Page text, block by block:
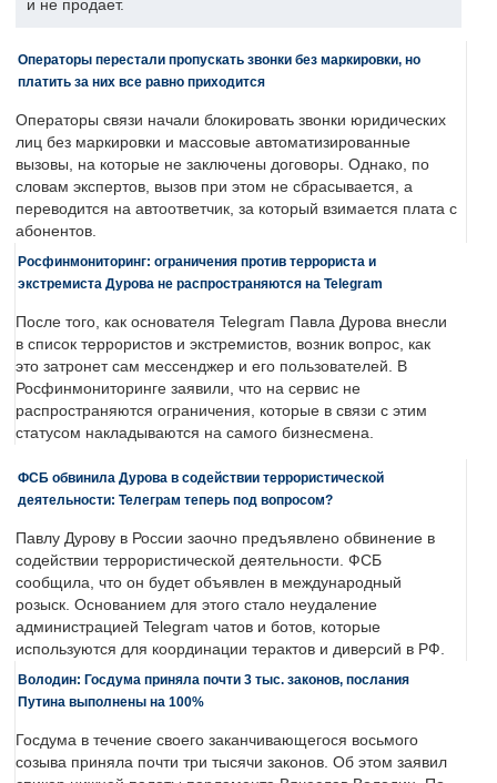
и не продает.
Операторы перестали пропускать звонки без маркировки, но
платить за них все равно приходится
Операторы связи начали блокировать звонки юридических
лиц без маркировки и массовые автоматизированные
вызовы, на которые не заключены договоры. Однако, по
словам экспертов, вызов при этом не сбрасывается, а
переводится на автоответчик, за который взимается плата с
абонентов.
Росфинмониторинг: ограничения против террориста и
экстремиста Дурова не распространяются на Telegram
После того, как основателя Telegram Павла Дурова внесли
в список террористов и экстремистов, возник вопрос, как
это затронет сам мессенджер и его пользователей. В
Росфинмониторинге заявили, что на сервис не
распространяются ограничения, которые в связи с этим
статусом накладываются на самого бизнесмена.
ФСБ обвинила Дурова в содействии террористической
деятельности: Телеграм теперь под вопросом?
Павлу Дурову в России заочно предъявлено обвинение в
содействии террористической деятельности. ФСБ
сообщила, что он будет объявлен в международный
розыск. Основанием для этого стало неудаление
администрацией Telegram чатов и ботов, которые
используются для координации терактов и диверсий в РФ.
Володин: Госдума приняла почти 3 тыс. законов, послания
Путина выполнены на 100%
Госдума в течение своего заканчивающегося восьмого
созыва приняла почти три тысячи законов. Об этом заявил